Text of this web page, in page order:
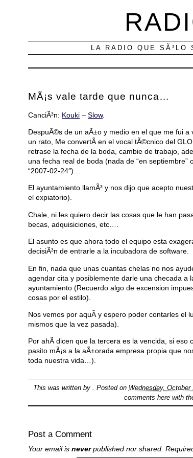
LA RADIO QUE
MÃ¡s vale tarde que nunca…
CanciÃ³n: Kouki – Slow.
DespuÃ©s de un aÃ±o y medio en el que me fui
un rato, Me convertÃ­ en el vocal tÃ©cnico del
retrase la fecha de la boda, cambie de trabajo,
una fecha real de boda (nada de “en septiembre”
“2007-02-24″)…
El ayuntamiento llamÃ³ y nos dijo que acepto
el expiatorio).
Chale, ni les quiero decir las cosas que le han
becas, adquisiciones, etc….
El asunto es que ahora todo el equipo esta
decisiÃ³n de entrarle a la incubadora de software.
En fin, nada que unas cuantas chelas no nos
agendar cita y posiblemente darle una checada a
ayuntamiento (Recuerdo algo de excension
cosas por el estilo).
Nos vemos por aquÃ­ y espero poder contarles el
mismos que la vez pasada).
Por ahÃ­ dicen que la tercera es la vencida, si
pasito mÃ¡s a la aÃ±orada empresa propia que
toda nuestra vida…).
This was written by . Posted on Wednesday,
comments here with
Post a Comment
Your email is neverpublished nor shared.